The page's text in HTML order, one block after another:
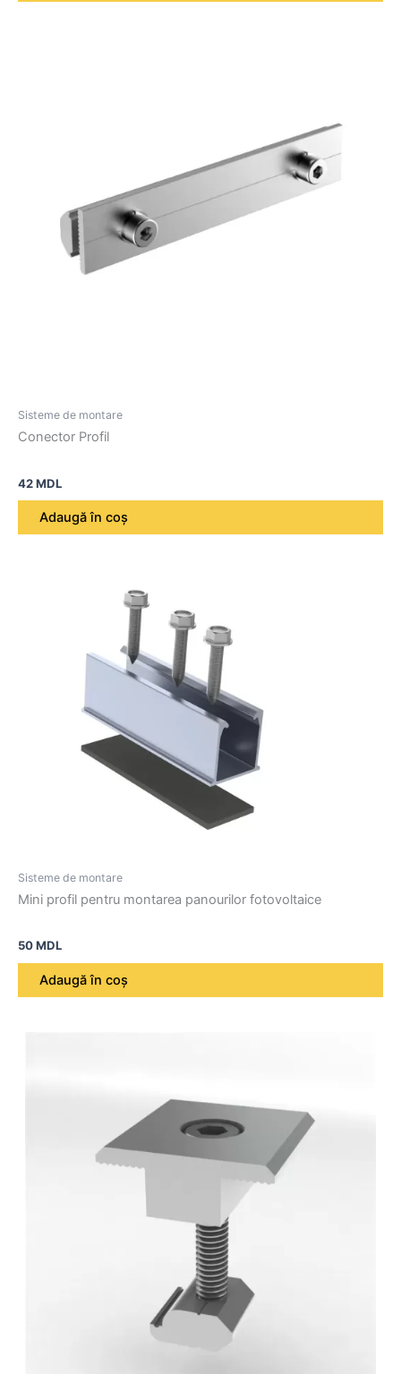
Sisteme de montare
Conector Profil
42MDL
Adaugă în coș
Sisteme de montare
Mini profil pentru montarea panourilor fotovoltaice
50MDL
Adaugă în coș